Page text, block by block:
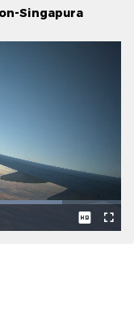
Singapura